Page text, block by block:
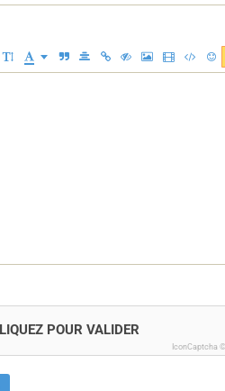
POUR VALIDER
IconCaptcha ©